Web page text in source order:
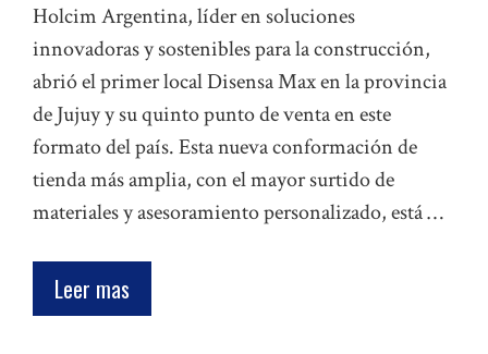
Holcim Argentina, líder en soluciones
innovadoras y sostenibles para la construcción,
abrió el primer local Disensa Max en la provincia
de Jujuy y su quinto punto de venta en este
formato del país. Esta nueva conformación de
tienda más amplia, con el mayor surtido de
materiales y asesoramiento personalizado, está …
Leer mas